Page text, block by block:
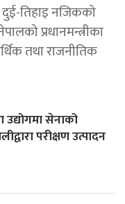
दुई-तिहाइ नजिकको
प्रधानमन्त्रीका
तथा राजनीतिक
उद्योगमा सेनाको
परीक्षण उत्पादन